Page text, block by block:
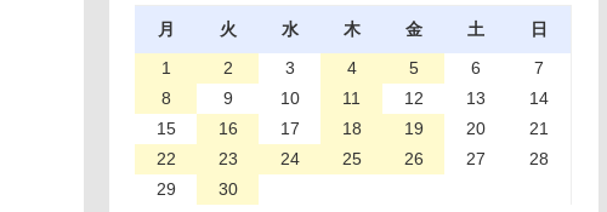
月 火 水 木 金 土
日
1
2 3 4 5 6
7
8
9 10 11 12 13
14
15
16 17 18 19 20
21
22
23 24 25 26 27
28
29
30